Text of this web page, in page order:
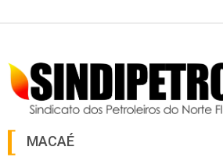
MACAÉ